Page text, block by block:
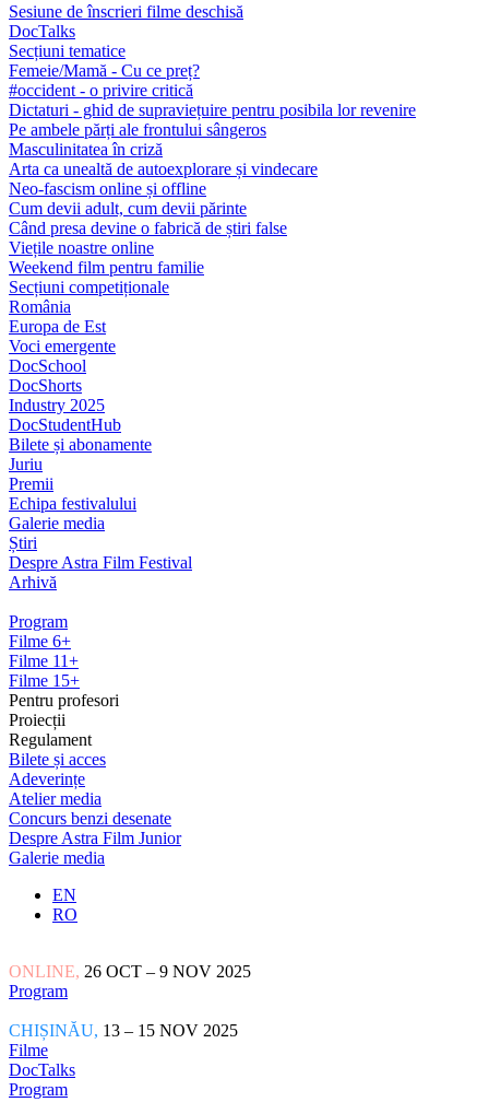
Sesiune de înscrieri filme deschisă
DocTalks
Secțiuni tematice
Femeie/Mamă - Cu ce preț?
#occident - o privire critică
Dictaturi - ghid de supraviețuire pentru posibila lor revenire
Pe ambele părți ale frontului sângeros
Masculinitatea în criză
Arta ca unealtă de autoexplorare și vindecare
Neo-fascism online și offline
Cum devii adult, cum devii părinte
Când presa devine o fabrică de știri false
Viețile noastre online
Weekend film pentru familie
Secțiuni competiționale
România
Europa de Est
Voci emergente
DocSchool
DocShorts
Industry 2025
DocStudentHub
Bilete și abonamente
Juriu
Premii
Echipa festivalului
Galerie media
Știri
Despre Astra Film Festival
Arhivă
Program
Filme 6+
Filme 11+
Filme 15+
Pentru profesori
Proiecții
Regulament
Bilete și acces
Adeverințe
Atelier media
Concurs benzi desenate
Despre Astra Film Junior
Galerie media
EN
RO
ONLINE, 26 OCT – 9 NOV 2025
Program
CHIȘINĂU, 13 – 15 NOV 2025
Filme
DocTalks
Program